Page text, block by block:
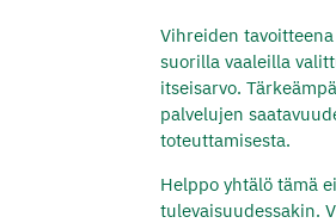
Vihreiden
suorilla vaaleilla
itseisarvo.
palvelujen
toteuttamisesta.
Helppo yhtälö tämä
tulevaisuudessakin.